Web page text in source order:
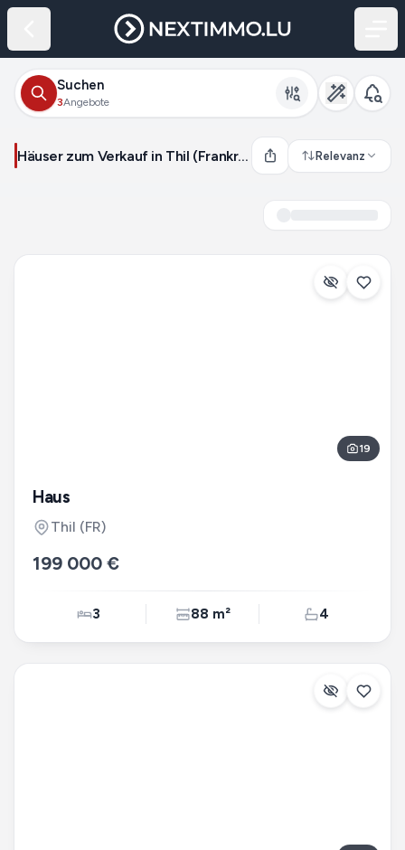
Suchen
3Angebote
Häuser zum Verkauf in Thil (Frankreich) Relevanz
19
Haus
Thil (FR)
199 000 €
3 88 m² 4